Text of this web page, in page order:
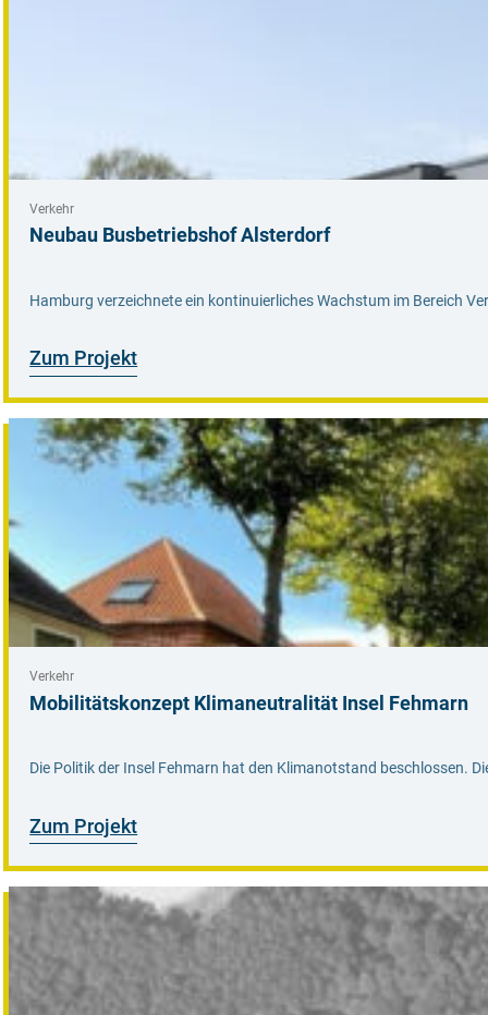
Verkehr
Neubau Busbetriebshof Alsterdorf
Hamburg verzeichnete ein kontinuierliches Wachstum im Bereich
Zum Projekt
Verkehr
Mobilitätskonzept Klimaneutralität Insel Fehmarn
Die Politik der Insel Fehmarn hat den Klimanotstand beschlossen.
Zum Projekt